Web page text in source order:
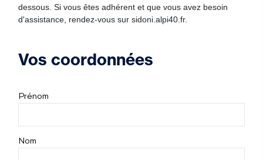
dessous. Si vous êtes adhérent et que vous avez besoin
d'assistance, rendez-vous sur sidoni.alpi40.fr.
Vos coordonnées
Prénom
Nom